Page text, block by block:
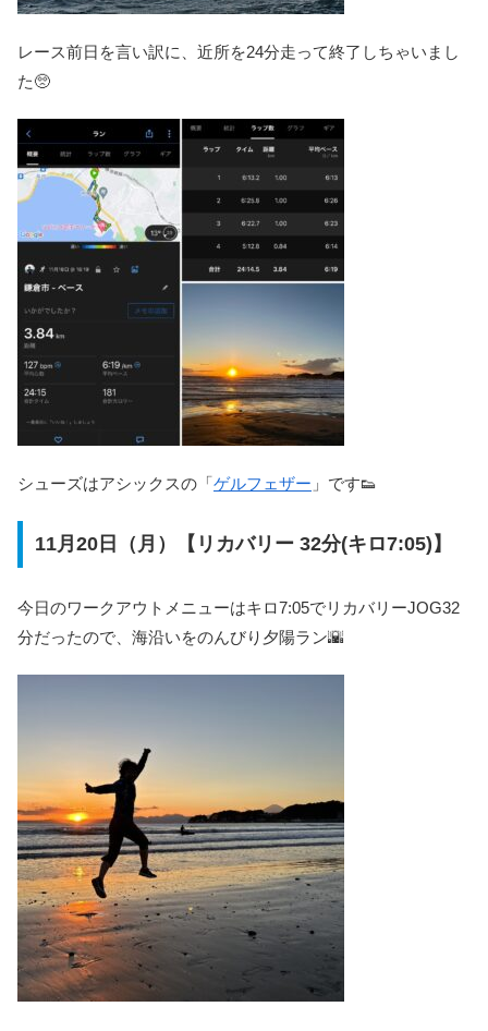
レース前日を言い訳に、近所を24分走って終了しちゃいまし
た🥺
シューズはアシックスの「ゲルフェザー 」です👟
11月20日（月）【リカバリー 32分(キロ7:05)】
今日のワークアウトメニューはキロ7:05でリカバリーJOG32
分だったので、海沿いをのんびり夕陽ラン🌇